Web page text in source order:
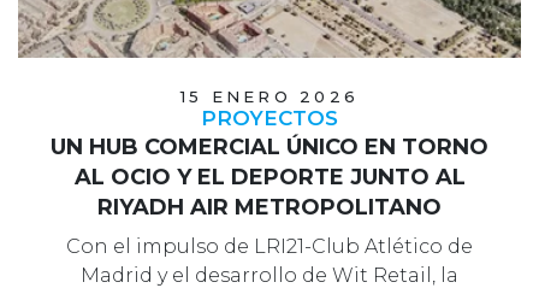
15 ENERO 2026
PROYECTOS
UN HUB COMERCIAL ÚNICO EN TORNO
AL OCIO Y EL DEPORTE JUNTO AL
RIYADH AIR METROPOLITANO
Con el impulso de LRI21-Club Atlético de
Madrid y el desarrollo de Wit Retail, la